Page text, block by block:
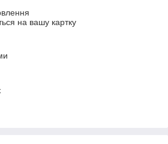
на вашу картку